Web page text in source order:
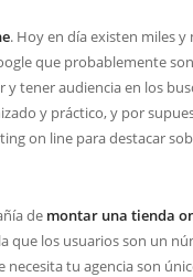
. Hoy en día existen miles y
que probablemente
y tener audiencia en los
y práctico, y por
on line para destacar
de montar una tienda
que los usuarios son un
tu agencia son